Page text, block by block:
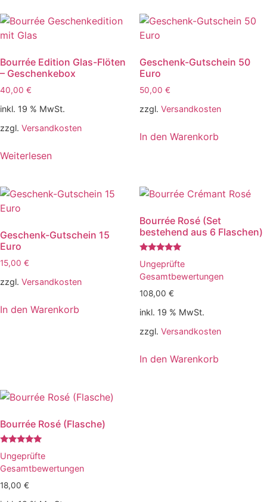
Bourrée Edition Glas-Flöten
– Geschenkebox
40,00 €
inkl. 19 % MwSt.
zzgl. Versandkosten
Weiterlesen
Geschenk-Gutschein 50
Euro
50,00 €
zzgl. Versandkosten
In den Warenkorb
Geschenk-Gutschein 15
Euro
15,00 €
zzgl. Versandkosten
In den Warenkorb
Bourrée Rosé (Set
bestehend aus 6 Flaschen)
mit
5.00
von 5
Ungeprüfte
Gesamtbewertungen
108,00 €
inkl. 19 % MwSt.
zzgl. Versandkosten
In den Warenkorb
Bourrée Rosé (Flasche)
mit
5.00
von 5
Ungeprüfte
Gesamtbewertungen
18,00 €